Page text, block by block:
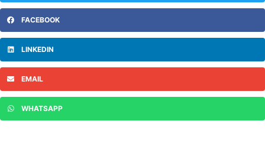
FACEBOOK
LINKEDIN
EMAIL
WHATSAPP